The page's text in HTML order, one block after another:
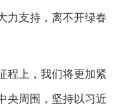
力支持，离不开绿春
上，我们将更加紧
央周围，坚持以习近